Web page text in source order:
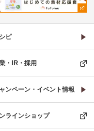
ピ
・IR・採用
ンペーン・イベント情報
ラインショップ